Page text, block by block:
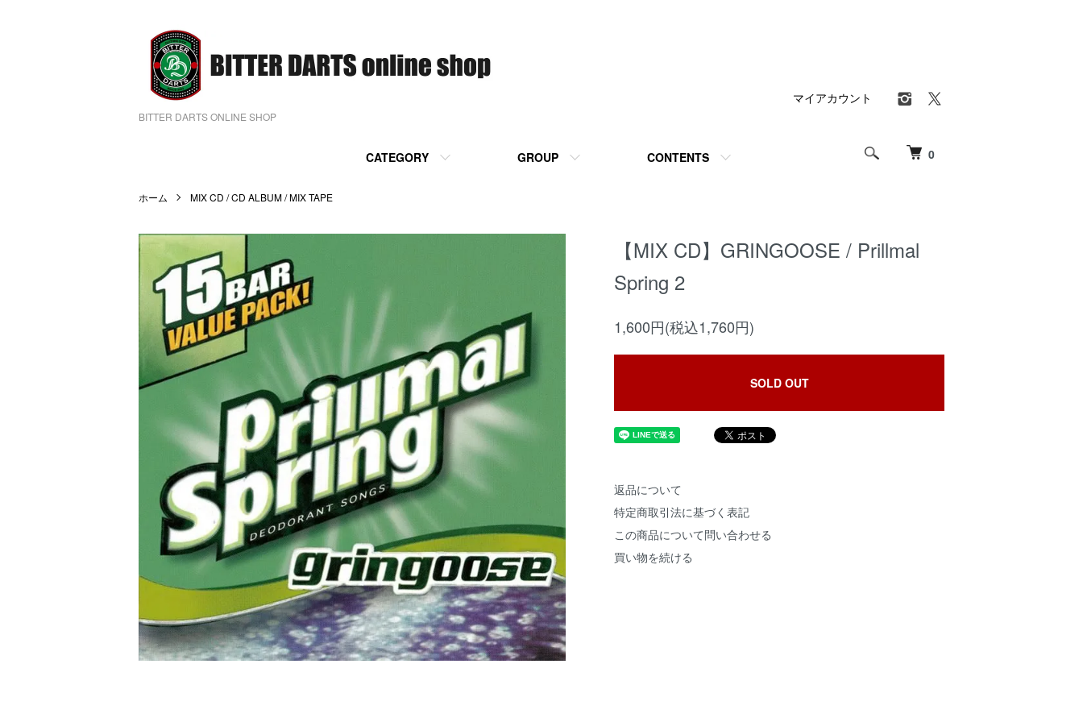
BITTER DARTS ONLINE SHOP
0
CATEGORY GROUP CONTENTS
マイアカウント
ホーム MIX CD / CD ALBUM / MIX TAPE
【MIX CD】GRINGOOSE / Prillmal
Spring 2
1,600円(税込1,760円)
SOLD OUT
返品について
特定商取引法に基づく表記
この商品について問い合わせる
買い物を続ける